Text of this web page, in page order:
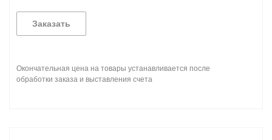
Заказать
Окончательная цена на товары устанавливается после
обработки заказа и выставления счета